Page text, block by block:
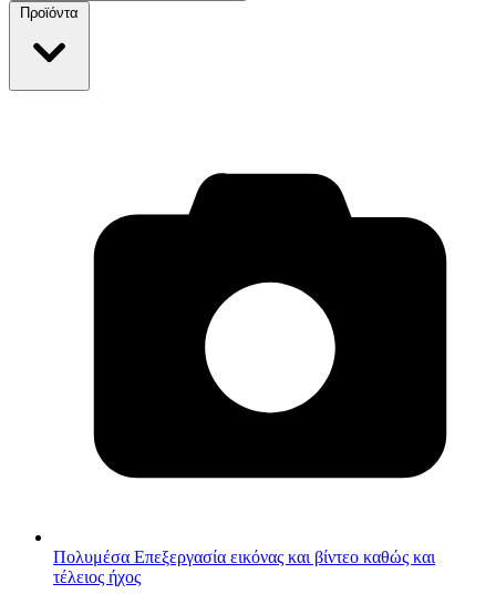
Προϊόντα
Πολυμέσα Επεξεργασία εικόνας και βίντεο καθώς και
τέλειος ήχος